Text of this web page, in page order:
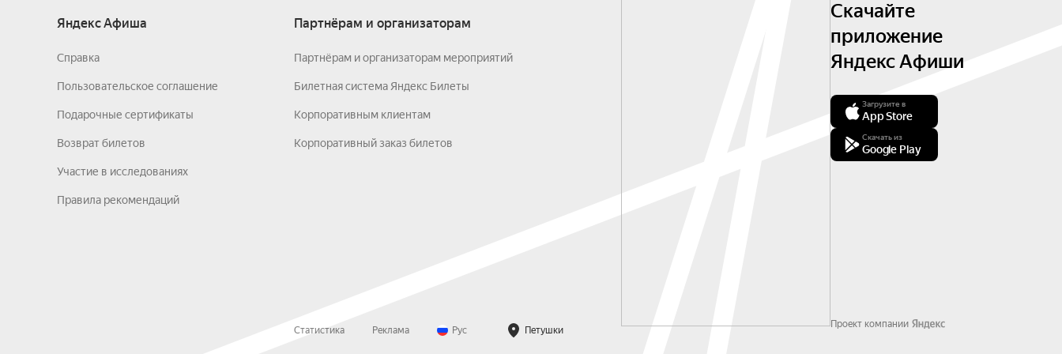
Яндекс Афиша
Справка
Пользовательское соглашение
Подарочные сертификаты
Возврат билетов
Участие в исследованиях
Правила рекомендаций
Партнёрам и организаторам
Партнёрам и организаторам мероприятий
Билетная система Яндекс Билеты
Корпоративным клиентам
Корпоративный заказ билетов
Статистика Реклама Рус Петушки
Скачайте
приложение
Яндекс Афиши
Загрузите в
App Store
Скачать из
Google Play
Проект компании